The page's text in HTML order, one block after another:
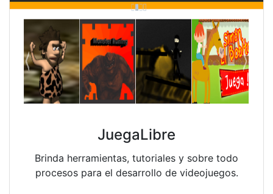
JuegaLibre
Brinda herramientas, tutoriales y sobre todo
procesos para el desarrollo de videojuegos.